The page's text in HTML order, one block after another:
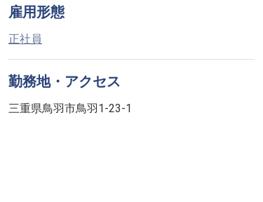
雇用形態
正社員
勤務地・アクセス
三重県鳥羽市鳥羽1-23-1